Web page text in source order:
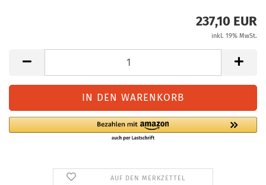
237,10 EUR
inkl. 19% MwSt.
AUF DEN MERKZETTEL